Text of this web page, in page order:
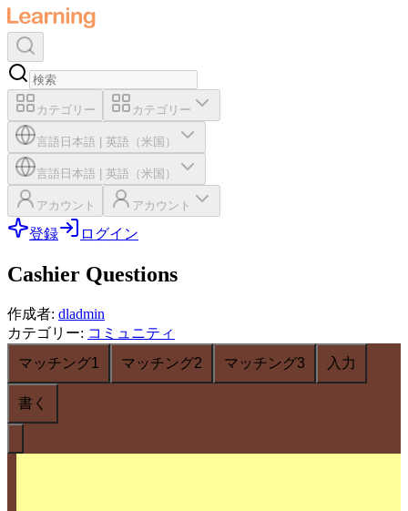
カテゴリー カテゴリー
言語 日本語 英語（米国）
言語 日本語 英語（米国）
アカウント アカウント
登録 ログイン
Cashier Questions
作成者: dladmin
カテゴリー: コミュニティ
マッチング1
マッチング2 マッチング3 入力
書く